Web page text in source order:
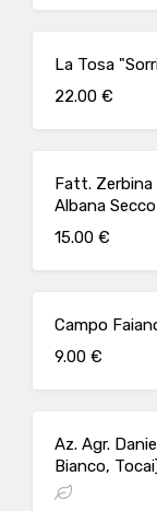
La Tosa
22.00 €
Fatt. Zerbina
Albana
15.00 €
Campo
9.00 €
Az. Agr.
Bianco,